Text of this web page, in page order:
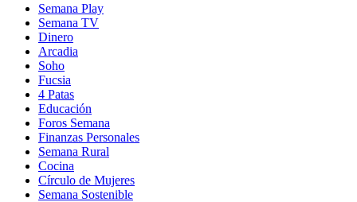
Semana Play
Semana TV
Dinero
Arcadia
Soho
in
new
window
Fucsia
in
new
window
4 Patas
Educación
Foros Semana
Finanzas Personales
Semana Rural
Cocina
Círculo de Mujeres
Semana Sostenible